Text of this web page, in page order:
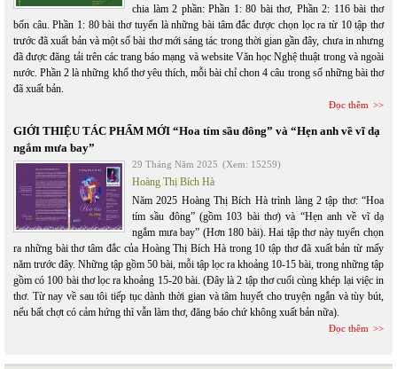
chia làm 2 phần: Phần 1: 80 bài thơ, Phần 2: 116 bài thơ
bốn câu. Phần 1: 80 bài thơ tuyển là những bài tâm đắc được chọn lọc ra từ 10 tập thơ
trước đã xuất bản và một số bài thơ mới sáng tác trong thời gian gần đây, chưa in nhưng
đã được đăng tải trên các trang báo mạng và website Văn học Nghệ thuật trong và ngoài
nước. Phần 2 là những khổ thơ yêu thích, mỗi bài chỉ chon 4 câu trong số những bài thơ
đã xuất bản.
Đọc thêm
GIỚI THIỆU TÁC PHẨM MỚI “Hoa tím sầu đông” và “Hẹn anh về vĩ dạ
ngắm mưa bay”
29 Tháng Năm 2025 (Xem: 15259)
Hoàng Thị Bích Hà
Năm 2025 Hoàng Thị Bích Hà trình làng 2 tập thơ: “Hoa
tím sầu đông” (gồm 103 bài thơ) và “Hẹn anh về vĩ dạ
ngắm mưa bay” (Hơn 180 bài). Hai tập thơ này tuyển chọn
ra những bài thơ tâm đắc của Hoàng Thị Bích Hà trong 10 tập thơ đã xuất bản từ mấy
năm trước đây. Những tập gồm 50 bài, mỗi tập lọc ra khoảng 10-15 bài, trong những tập
gồm có 100 bài thơ lọc ra khoảng 15-20 bài. (Đây là 2 tập thơ cuối cùng khép lại việc in
thơ. Từ nay về sau tôi tiếp tục dành thời gian và tâm huyết cho truyện ngắn và tùy bút,
nếu bất chợt có cảm hứng thì vẫn làm thơ, đăng báo chứ không xuất bản nữa).
Đọc thêm